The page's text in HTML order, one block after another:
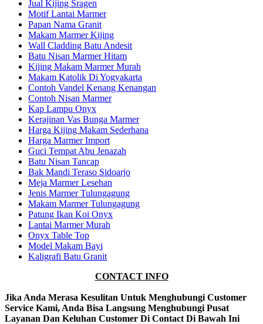
Jual Kijing Sragen
Motif Lantai Marmer
Papan Nama Granit
Makam Marmer Kijing
Wall Cladding Batu Andesit
Batu Nisan Marmer Hitam
Kijing Makam Marmer Murah
Makam Katolik Di Yogyakarta
Contoh Vandel Kenang Kenangan
Contoh Nisan Marmer
Kap Lampu Onyx
Kerajinan Vas Bunga Marmer
Harga Kijing Makam Sederhana
Harga Marmer Import
Guci Tempat Abu Jenazah
Batu Nisan Tancap
Bak Mandi Teraso Sidoarjo
Meja Marmer Lesehan
Jenis Marmer Tulungagung
Makam Marmer Tulungagung
Patung Ikan Koi Onyx
Lantai Marmer Murah
Onyx Table Top
Model Makam Bayi
Kaligrafi Batu Granit
CONTACT INFO
Jika Anda Merasa Kesulitan Untuk Menghubungi Customer
Service Kami, Anda Bisa Langsung Menghubungi Pusat
Layanan Dan Keluhan Customer Di Contact Di Bawah Ini